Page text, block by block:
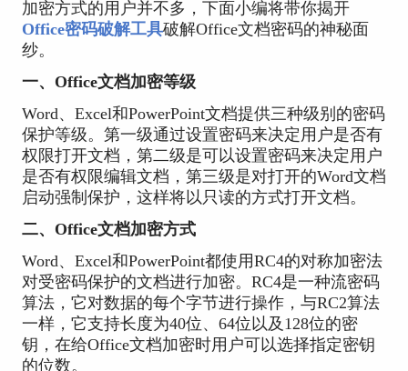
加密方式的用户并不多，下面小编将带你揭开
Office密码破解工具破解Office文档密码的神秘面
纱。
一、Office文档加密等级
Word、Excel和PowerPoint文档提供三种级别的密码
保护等级。第一级通过设置密码来决定用户是否有
权限打开文档，第二级是可以设置密码来决定用户
是否有权限编辑文档，第三级是对打开的Word文档
启动强制保护，这样将以只读的方式打开文档。
二、Office文档加密方式
Word、Excel和PowerPoint都使用RC4的对称加密法
对受密码保护的文档进行加密。RC4是一种流密码
算法，它对数据的每个字节进行操作，与RC2算法
一样，它支持长度为40位、64位以及128位的密
钥，在给Office文档加密时用户可以选择指定密钥
的位数。